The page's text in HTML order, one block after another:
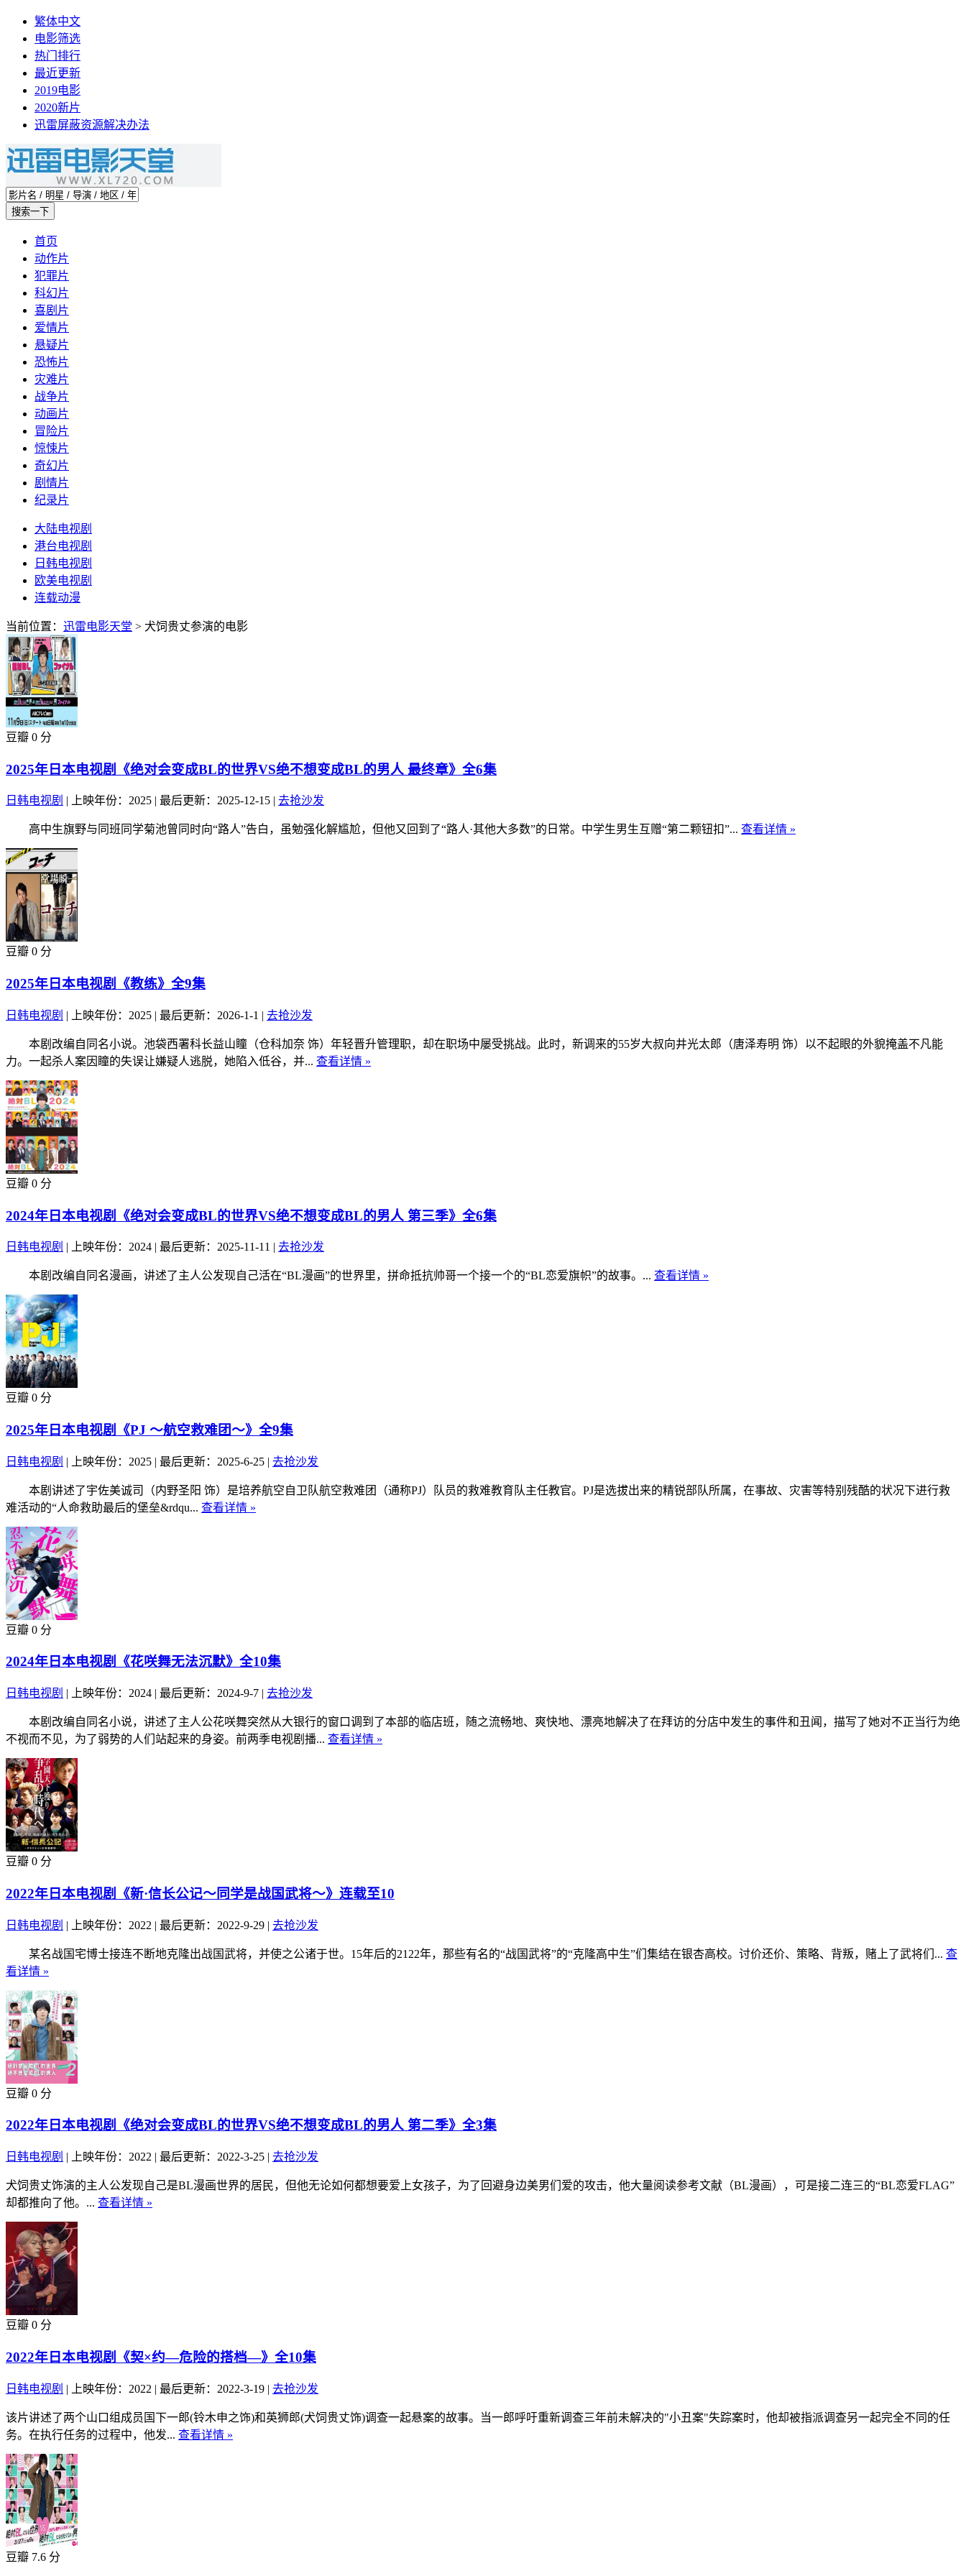
繁体中文
电影筛选
热门排行
最近更新
2019电影
2020新片
迅雷屏蔽资源解决办法
首页
动作片
犯罪片
科幻片
喜剧片
爱情片
悬疑片
恐怖片
灾难片
战争片
动画片
冒险片
惊悚片
奇幻片
剧情片
纪录片
大陆电视剧
港台电视剧
日韩电视剧
欧美电视剧
连载动漫
当前位置： 迅雷电影天堂 > 犬饲贵丈参演的电影
豆瓣 0 分
2025年日本电视剧《绝对会变成BL的世界VS绝不想变成BL的男人 最终章》全6集
日韩电视剧 | 上映年份：2025 | 最后更新：2025-12-15 | 去抢沙发
高中生旗野与同班同学菊池曾同时向“路人”告白，虽勉强化解尴尬，但他又回到了“路人·其他大多数”的日常。中学生男生互赠“第二颗钮扣”... 查看详情 »
豆瓣 0 分
2025年日本电视剧《教练》全9集
日韩电视剧 | 上映年份：2025 | 最后更新：2026-1-1 | 去抢沙发
本剧改编自同名小说。池袋西署科长益山瞳（仓科加奈 饰）年轻晋升管理职，却在职场中屡受挑战。此时，新调来的55岁大叔向井光太郎（唐泽寿明 饰）以不起眼的外貌掩盖不凡能
力。一起杀人案因瞳的失误让嫌疑人逃脱，她陷入低谷，并... 查看详情 »
豆瓣 0 分
2024年日本电视剧《绝对会变成BL的世界VS绝不想变成BL的男人 第三季》全6集
日韩电视剧 | 上映年份：2024 | 最后更新：2025-11-11 | 去抢沙发
本剧改编自同名漫画，讲述了主人公发现自己活在“BL漫画”的世界里，拼命抵抗帅哥一个接一个的“BL恋爱旗帜”的故事。... 查看详情 »
豆瓣 0 分
2025年日本电视剧《PJ ～航空救难团～》全9集
日韩电视剧 | 上映年份：2025 | 最后更新：2025-6-25 | 去抢沙发
本剧讲述了宇佐美诚司（内野圣阳 饰）是培养航空自卫队航空救难团（通称PJ）队员的救难教育队主任教官。PJ是选拔出来的精锐部队所属，在事故、灾害等特别残酷的状况下进行救
难活动的“人命救助最后的堡垒&rdqu... 查看详情 »
豆瓣 0 分
2024年日本电视剧《花咲舞无法沉默》全10集
日韩电视剧 | 上映年份：2024 | 最后更新：2024-9-7 | 去抢沙发
本剧改编自同名小说，讲述了主人公花咲舞突然从大银行的窗口调到了本部的临店班，随之流畅地、爽快地、漂亮地解决了在拜访的分店中发生的事件和丑闻，描写了她对不正当行为绝
不视而不见，为了弱势的人们站起来的身姿。前两季电视剧播... 查看详情 »
豆瓣 0 分
2022年日本电视剧《新·信长公记～同学是战国武将～》连载至10
日韩电视剧 | 上映年份：2022 | 最后更新：2022-9-29 | 去抢沙发
某名战国宅博士接连不断地克隆出战国武将，并使之公诸于世。15年后的2122年，那些有名的“战国武将”的“克隆高中生”们集结在银杏高校。讨价还价、策略、背叛，赌上了武将们... 查
看详情 »
豆瓣 0 分
2022年日本电视剧《绝对会变成BL的世界VS绝不想变成BL的男人 第二季》全3集
日韩电视剧 | 上映年份：2022 | 最后更新：2022-3-25 | 去抢沙发
犬饲贵丈饰演的主人公发现自己是BL漫画世界的居民，但他无论如何都想要爱上女孩子，为了回避身边美男们爱的攻击，他大量阅读参考文献（BL漫画），可是接二连三的“BL恋爱FLAG”
却都推向了他。... 查看详情 »
豆瓣 0 分
2022年日本电视剧《契×约—危险的搭档—》全10集
日韩电视剧 | 上映年份：2022 | 最后更新：2022-3-19 | 去抢沙发
该片讲述了两个山口组成员国下一郎(铃木申之饰)和英狮郎(犬饲贵丈饰)调查一起悬案的故事。当一郎呼吁重新调查三年前未解决的"小丑案"失踪案时，他却被指派调查另一起完全不同的任
务。在执行任务的过程中，他发... 查看详情 »
豆瓣 7.6 分